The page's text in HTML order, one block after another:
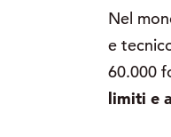
Nel
e
60.000
limiti e